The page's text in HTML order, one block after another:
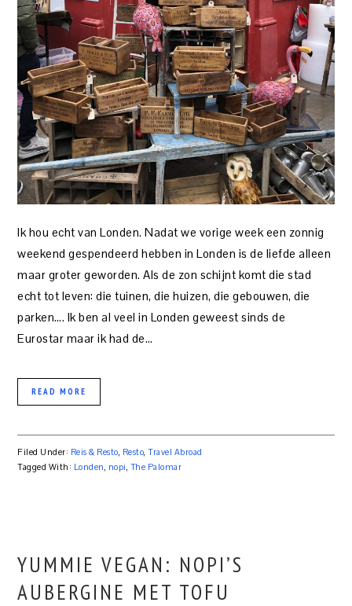
Ik hou echt van Londen. Nadat we vorige week een zonnig
weekend gespendeerd hebben in Londen is de liefde alleen
maar groter geworden. Als de zon schijnt komt die stad
echt tot leven: die tuinen, die huizen, die gebouwen, die
parken…. Ik ben al veel in Londen geweest sinds de
Eurostar maar ik had de…
READ MORE
Filed Under: Reis & Resto Resto ,Travel Abroad
Tagged With: Londen nopi The Palomar
YUMMIE VEGAN: NOPI’S
AUBERGINE MET TOFU